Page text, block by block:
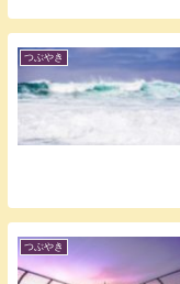
つぶやき
つぶやき